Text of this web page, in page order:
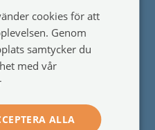
cookies för att
Genom
samtycker du
med vår
ALLA